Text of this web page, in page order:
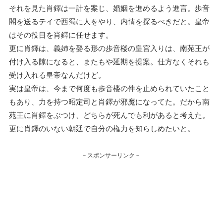
それを見た肖鐸は一計を案じ、婚姻を進めるよう進言。歩音
閣を送るテイで西蜀に人をやり、内情を探るべきだと。皇帝
はその役目を肖鐸に任せます。
更に肖鐸は、義姉を娶る形の歩音楼の皇宮入りは、南苑王が
付け入る隙になると、またもや延期を提案。仕方なくそれも
受け入れる皇帝なんだけど。
実は皇帝は、今まで何度も歩音楼の件を止められていたこと
もあり、力を持つ昭定司と肖鐸が邪魔になってた。だから南
苑王に肖鐸をぶつけ、どちらが死んでも利があると考えた。
更に肖鐸のいない朝廷で自分の権力を知らしめたいと。
－スポンサーリンク－